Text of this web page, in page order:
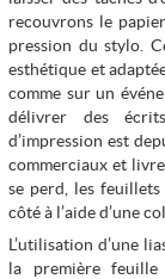
recouvrons le
pression du stylo.
esthétique et
comme sur un
délivrer des
d’impression est
commerciaux et
se perd, les
côté à l’aide d’une
L’utilisation d’une
la première